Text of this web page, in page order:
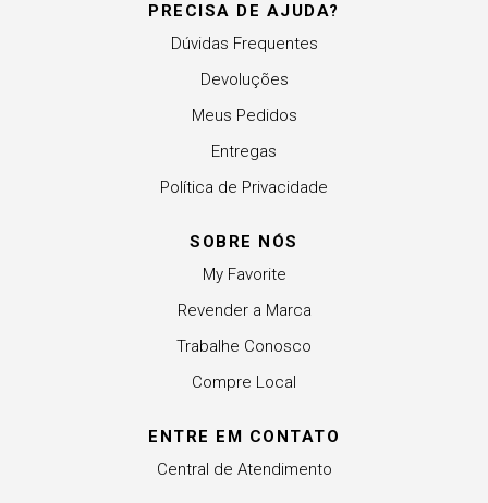
PRECISA DE AJUDA?
Dúvidas Frequentes
Devoluções
Meus Pedidos
Entregas
Política de Privacidade
SOBRE NÓS
My Favorite
Revender a Marca
Trabalhe Conosco
Compre Local
ENTRE EM CONTATO
Central de Atendimento